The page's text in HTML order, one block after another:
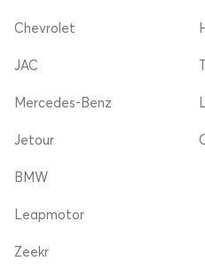
Chevrolet
JAC
Mercedes-Benz
Jetour
BMW
Leapmotor
Zeekr